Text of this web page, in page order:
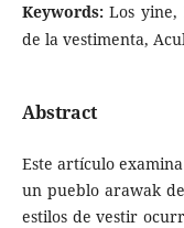
Keywords:Los yine,
de la vestimenta,
Abstract
Este artículo
un pueblo arawak
estilos de vestir